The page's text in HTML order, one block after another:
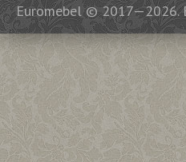
Euromebel © 2017—2026.